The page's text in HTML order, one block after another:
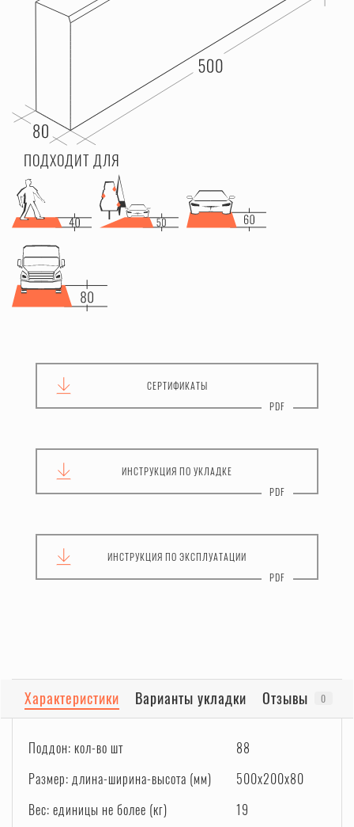
ПОДХОДИТ ДЛЯ
СЕРТИФИКАТЫ
ИНСТРУКЦИЯ ПО УКЛАДКЕ
ИНСТРУКЦИЯ ПО ЭКСПЛУАТАЦИИ
Характеристики Варианты укладки Отзывы 0
Поддон: кол-во шт
88
Размер: длина-ширина-высота (мм)
500x200x80
Вес: единицы не более (кг)
19